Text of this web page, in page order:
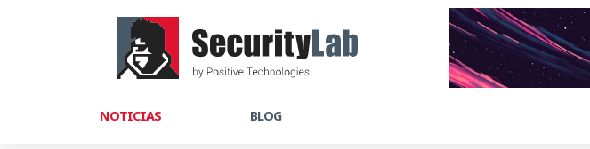
NOTICIAS BLOG